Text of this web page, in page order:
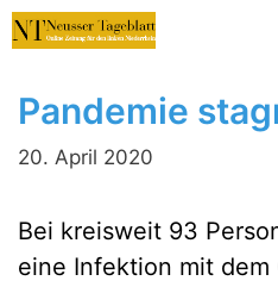
Zum
Inhalt
Pandemie
20. April 2020
Bei kreisweit 93
eine Infektion mit dem